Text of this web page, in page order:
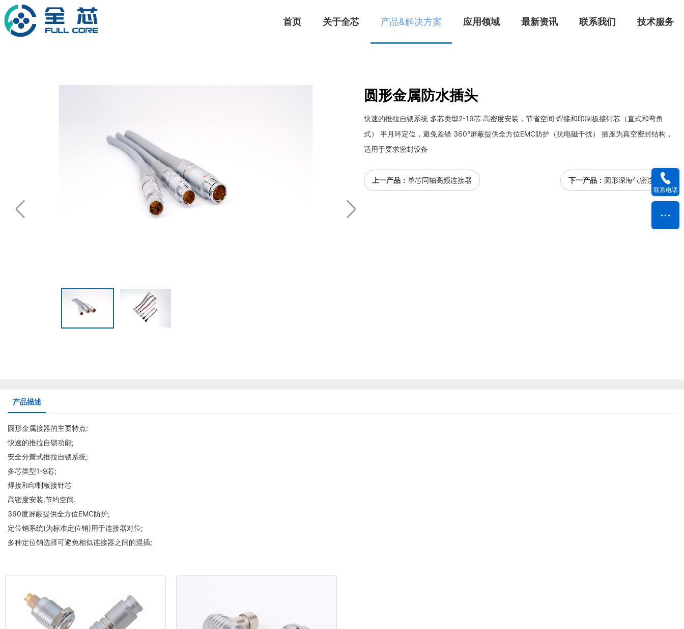
首页 关于全芯 产品&解决方案 应用领域 最新资讯 联系我们 技术服务
圆形金属防水插头
快速的推拉自锁系统 多芯类型2-19芯 高密度安装，节省空间 焊接和印制板接针芯（直式和弯角
式） 半月环定位，避免差错 360°屏蔽提供全方位EMC防护（抗电磁干扰） 插座为真空密封结构，
适用于要求密封设备
上一产品： 单芯同轴高频连接器 下一产品： 圆形深海气密连接器
产品描述
圆形金属接器的主要特点:
快速的推拉自锁功能;
安全分瓣式推拉自锁系统;
多芯类型1-9芯;
焊接和印制板接针芯
高密度安装,节约空间.
360度屏蔽提供全方位EMC防护;
定位销系统(为标准定位销)用于连接器对位;
多种定位销选择可避免相似连接器之间的混插;
联系电话